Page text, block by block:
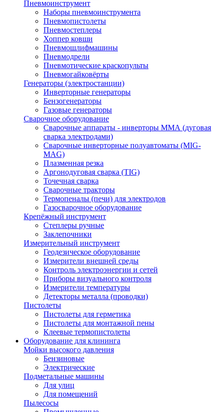
Пневмоинструмент
Наборы пневмоинструмента
Пневмопистолеты
Пневмостеплеры
Хоппер ковши
Пневмошлифмашины
Пневмодрели
Пневмотические краскопульты
Пневмогайковёрты
Генераторы (электростанции)
Инверторные генераторы
Бензогенераторы
Газовые генераторы
Сварочное оборудование
Сварочные аппараты - инверторы ММА (дуговая
сварка электродами)
Сварочные инверторные полуавтоматы (MIG-
MAG)
Плазменная резка
Аргонодуговая сварка (TIG)
Точечная сварка
Сварочные тракторы
Термопеналы (печи) для электродов
Газосварочное оборудование
Крепёжный инструмент
Степлеры ручные
Заклепочники
Измерительный инструмент
Геодезическое оборудование
Измерители внешней среды
Контроль электроэнергии и сетей
Приборы визуального контроля
Измерители температуры
Детекторы металла (проводки)
Пистолеты
Пистолеты для герметика
Пистолеты для монтажной пены
Клеевые термопистолеты
Оборудование для клининга
Мойки высокого давления
Бензиновые
Электрические
Подметальные машины
Для улиц
Для помещений
Пылесосы